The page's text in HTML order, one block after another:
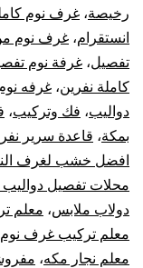
رخيصة، غرف نوم
انستقرام، غرف نوم
تفصيل، غرفة نوم
كاملة نفرين، غرفه
دواليب، فك وتركيب،
بمكة، قاعدة سرير نفر
افضل خشب لغرف
محلات تفصيل
دولاب ملابس، معلم
معلم تركيب غرف
معلم نجار مكه،